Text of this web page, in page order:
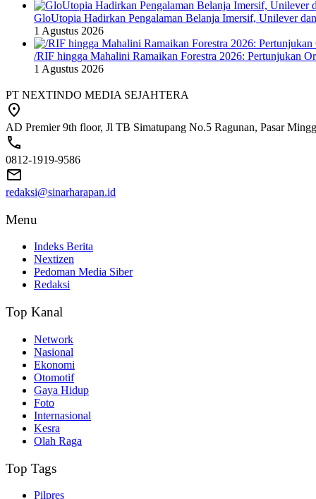
GloUtopia Hadirkan Pengalaman Belanja Imersif, Unilever
1 Agustus 2026
/RIF hingga Mahalini Ramaikan Forestra 2026: Pertunjukan
1 Agustus 2026
PT NEXTINDO MEDIA SEJAHTERA
AD Premier 9th floor, Jl TB Simatupang No.5 Ragunan, Pasar
0812-1919-9586
redaksi@sinarharapan.id
Menu
Indeks Berita
Nextizen
Pedoman Media Siber
Redaksi
Top Kanal
Network
Nasional
Ekonomi
Otomotif
Gaya Hidup
Foto
Internasional
Kesra
Olah Raga
Top Tags
Pilpres